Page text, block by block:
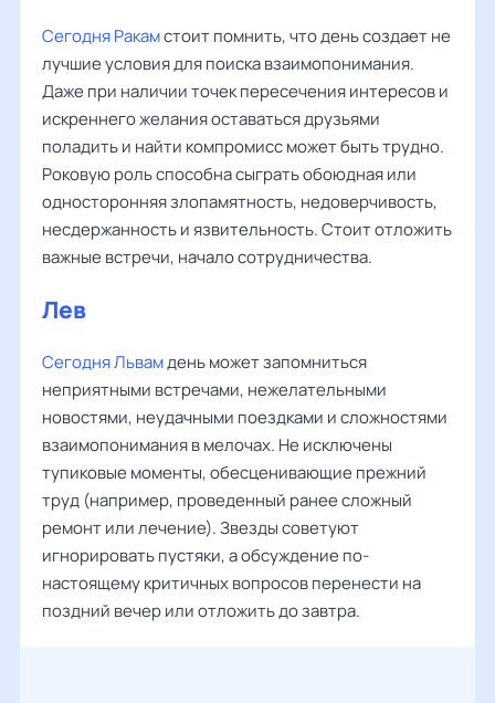
Сегодня Ракамстоит помнить, что день создает не
лучшие условия для поиска взаимопонимания.
Даже при наличии точек пересечения интересов и
искреннего желания оставаться друзьями
поладить и найти компромисс может быть трудно.
Роковую роль способна сыграть обоюдная или
односторонняя злопамятность, недоверчивость,
несдержанность и язвительность. Стоит отложить
важные встречи, начало сотрудничества.
Лев
Сегодня Львамдень может запомниться
неприятными встречами, нежелательными
новостями, неудачными поездками и сложностями
взаимопонимания в мелочах. Не исключены
тупиковые моменты, обесценивающие прежний
труд (например, проведенный ранее сложный
ремонт или лечение). Звезды советуют
игнорировать пустяки, а обсуждение по-
настоящему критичных вопросов перенести на
поздний вечер или отложить до завтра.